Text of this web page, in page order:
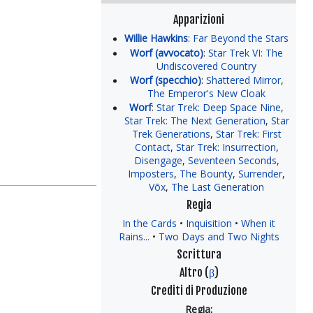
Apparizioni
Willie Hawkins: Far Beyond the Stars
Worf (avvocato):Star Trek VI: The
Undiscovered Country
Worf (specchio): Shattered Mirror,
The Emperor's New Cloak
Worf:Star Trek: Deep Space Nine,
Star Trek: The Next Generation, Star
Trek Generations, Star Trek: First
Contact, Star Trek: Insurrection,
Disengage, Seventeen Seconds,
Imposters, The Bounty,Surrender,
Võx, The Last Generation
Regia
In the Cards Inquisition
When it
Rains...
Two Days and Two Nights
Scrittura
Altro (β)
Crediti di Produzione
Regia: